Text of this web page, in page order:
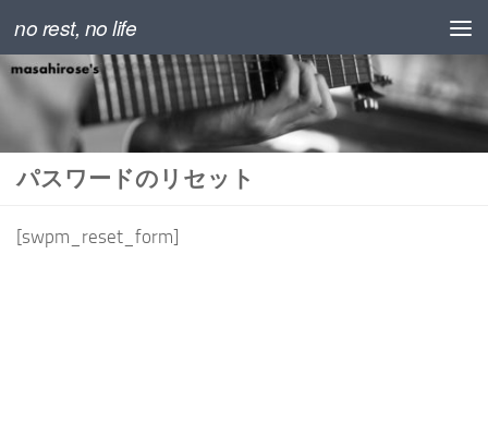
コンテンツの下
no rest, no life
パスワードのリセット
[swpm_reset_form]